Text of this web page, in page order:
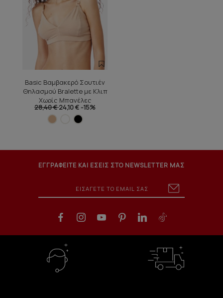
Basic Βαμβακερό Σουτιέν
Θηλασμού Bralette με Κλιπ
Χωρίς Μπανέλες
28,40 €24,10 € -15%
ΕΓΓΡΑΦΕΙΤΕ ΚΑΙ ΕΣΕΙΣ ΣΤΟ NEWSLETTER ΜΑΣ